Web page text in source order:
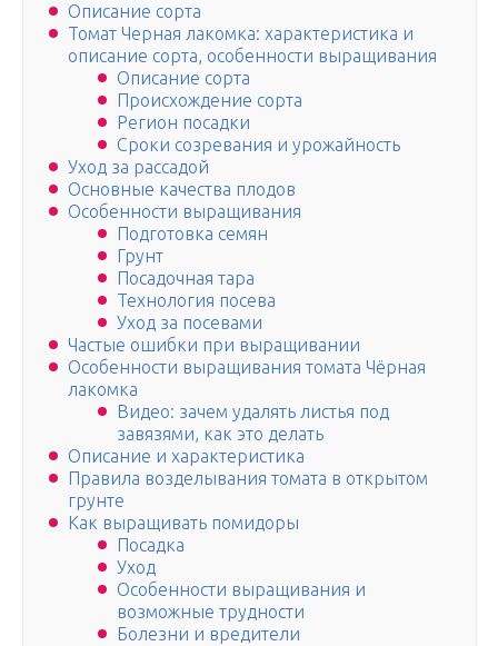
Описание сорта
Томат Черная лакомка: характеристика и
описание сорта, особенности выращивания
Описание сорта
Происхождение сорта
Регион посадки
Сроки созревания и урожайность
Уход за рассадой
Основные качества плодов
Особенности выращивания
Подготовка семян
Грунт
Посадочная тара
Технология посева
Уход за посевами
Частые ошибки при выращивании
Особенности выращивания томата Чёрная
лакомка
Видео: зачем удалять листья под
завязями, как это делать
Описание и характеристика
Правила возделывания томата в открытом
грунте
Как выращивать помидоры
Посадка
Уход
Особенности выращивания и
возможные трудности
Болезни и вредители